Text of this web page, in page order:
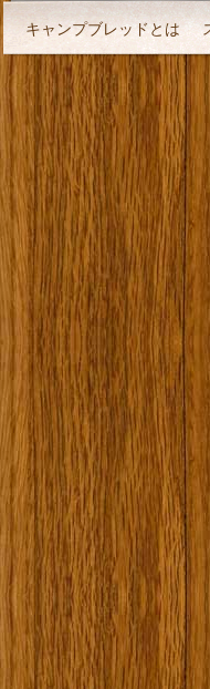
キャンプブレッドとは